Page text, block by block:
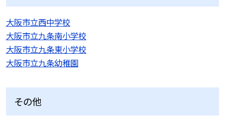
大阪市立西中学校
大阪市立九条南小学校
大阪市立九条東小学校
大阪市立九条幼稚園
その他